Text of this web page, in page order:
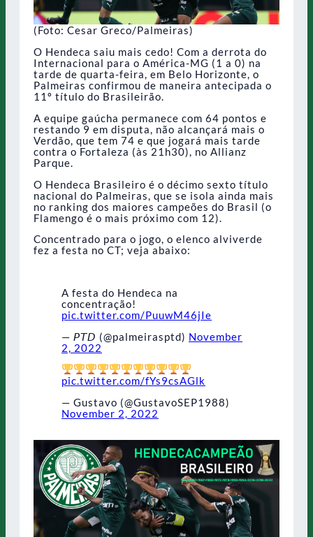
(Foto: Cesar Greco/Palmeiras)
O Hendeca saiu mais cedo! Com a derrota do
Internacional para o América-MG (1 a 0) na
tarde de quarta-feira, em Belo Horizonte, o
Palmeiras confirmou de maneira antecipada o
11º título do Brasileirão.
A equipe gaúcha permanece com 64 pontos e
restando 9 em disputa, não alcançará mais o
Verdão, que tem 74 e que jogará mais tarde
contra o Fortaleza (às 21h30), no Allianz
Parque.
O Hendeca Brasileiro é o décimo sexto título
nacional do Palmeiras, que se isola ainda mais
no ranking dos maiores campeões do Brasil (o
Flamengo é o mais próximo com 12).
Concentrado para o jogo, o elenco alviverde
fez a festa no CT; veja abaixo:
A festa do Hendeca na
concentração!
pic.twitter.com/PuuwM46jIe
— 𝘗𝘛𝘋 (@palmeirasptd) November
2, 2022
pic.twitter.com/fYs9csAGlk
— Gustavo (@GustavoSEP1988)
November 2, 2022